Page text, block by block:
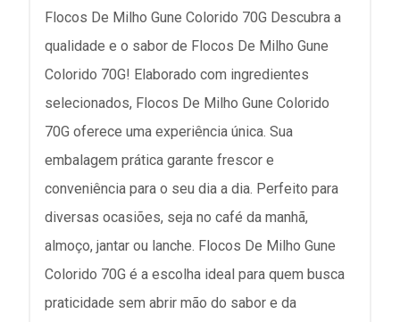
Flocos De Milho Gune Colorido 70G Descubra a
qualidade e o sabor de Flocos De Milho Gune
Colorido 70G! Elaborado com ingredientes
selecionados, Flocos De Milho Gune Colorido
70G oferece uma experiência única. Sua
embalagem prática garante frescor e
conveniência para o seu dia a dia. Perfeito para
diversas ocasiões, seja no café da manhã,
almoço, jantar ou lanche. Flocos De Milho Gune
Colorido 70G é a escolha ideal para quem busca
praticidade sem abrir mão do sabor e da